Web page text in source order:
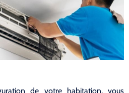
de votre habitation, vous